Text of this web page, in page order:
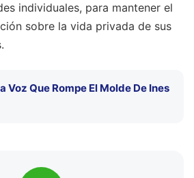
individuales, para mantener el
sobre la vida privada de sus
Voz Que Rompe El Molde De Ines